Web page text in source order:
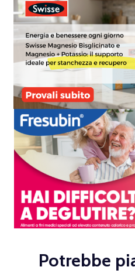
Potrebbe